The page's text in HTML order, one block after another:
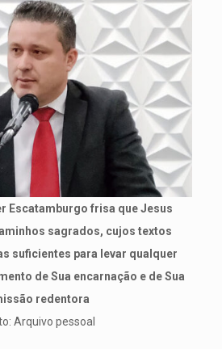
Escatamburgo frisa que Jesus
sagrados, cujos textos
suficientes para levar qualquer
de Sua encarnação e de Sua
redentora
Arquivo pessoal